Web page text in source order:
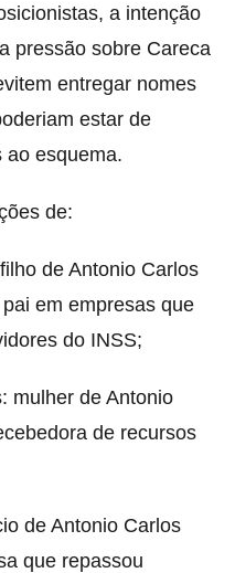
a intenção
pressão sobre Careca
entregar nomes
estar de
ao esquema.
de:
de Antonio Carlos
em empresas que
do INSS;
mulher de Antonio
de recursos
de Antonio Carlos
que repassou